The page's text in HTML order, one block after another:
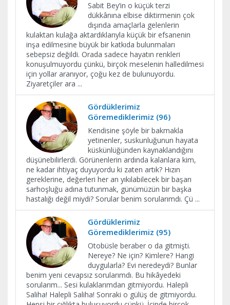
Sabit Bey’in o küçük terzi
dükkânına elbise diktirmenin çok
dışında amaçlarla gelenlerin
kulaktan kulağa aktardıklarıyla küçük bir efsanenin
inşa edilmesine büyük bir katkıda bulunmaları
sebepsiz değildi. Orada sadece hayatın renkleri
konuşulmuyordu çünkü, birçok meselenin halledilmesi
için yollar aranıyor, çoğu kez de bulunuyordu.
Ziyaretçiler ara ...
Gördüklerimiz
Göremediklerimiz (96)
Kendisine şöyle bir bakmakla
yetinenler, suskunluğunun hayata
küskünlüğünden kaynaklandığını
düşünebilirlerdi. Görünenlerin ardında kalanlara kim,
ne kadar ihtiyaç duyuyordu ki zaten artık? Hızın
gereklerine, değerleri her an yıkılabilecek bir başarı
sarhoşluğu adına tutunmak, günümüzün bir başka
hastalığı değil miydi? Sorular benim sorularımdı. Çü ...
Gördüklerimiz
Göremediklerimiz (95)
Otobüsle beraber o da gitmişti.
Nereye? Ne için? Kimlere? Hangi
duygularla? Evi neredeydi? Bunlar
benim yeni cevapsız sorularımdı. Bu hikâyedeki
sorularım... Sesi kulaklarımdan gitmiyordu. Halepli
Saliha! Halepli Saliha! Sonraki o gülüş de gitmiyordu.